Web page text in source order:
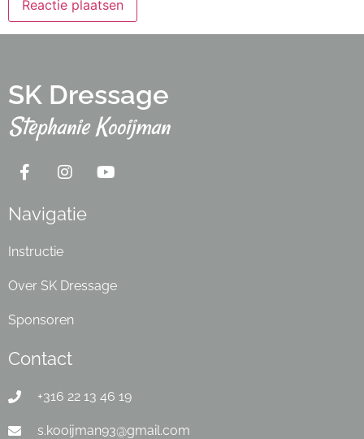
SK Dressage
Stephanie Kooijman
Navigatie
Instructie
Over SK Dressage
Sponsoren
Contact
+316 22 13 46 19
s.kooijman93@gmail.com